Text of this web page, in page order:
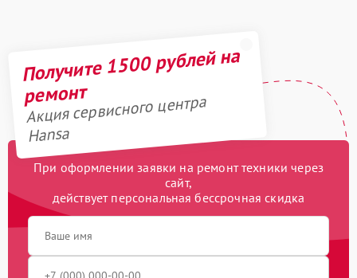
Получите 1500 рублей на
ремонт
Акция сервисного центра
Hansa
При оформлении заявки на ремонт техники через
сайт,
действует персональная бессрочная скидка